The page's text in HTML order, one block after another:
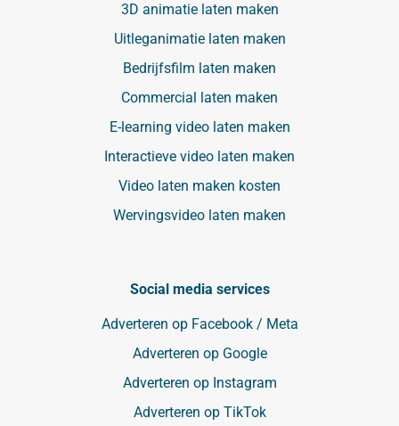
3D animatie laten maken
Uitleganimatie laten maken
Bedrijfsfilm laten maken
Commercial laten maken
E-learning video laten maken
Interactieve video laten maken
Video laten maken kosten
Wervingsvideo laten maken
Social media services
Adverteren op Facebook / Meta
Adverteren op Google
Adverteren op Instagram
Adverteren op TikTok